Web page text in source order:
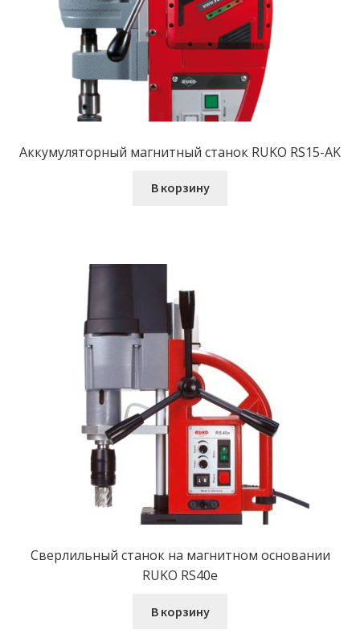
Аккумуляторный магнитный станок RUKO RS15-AK
В корзину
Сверлильный станок на магнитном основании
RUKO RS40e
В корзину